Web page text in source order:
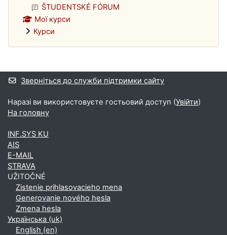
ŠTUDENTSKÉ FÓRUM
Мої курси
Курси
Додаткові блоки
Зверніться до служби підтримки сайту
Наразі ви використовуєте гостьовий доступ (Увійти)
На головну
INF.SYS KU
AIS
E-MAIL
STRAVA
UŽITOČNÉ
Zistenie prihlasovacieho mena
Generovanie nového hesla
Zmena hesla
Українська ‎(uk)‎
English ‎(en)‎